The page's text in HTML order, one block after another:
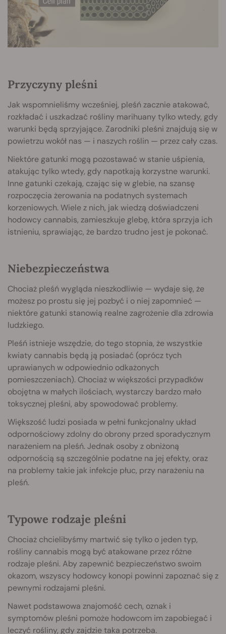
Przyczyny pleśni
Jak wspomnieliśmy wcześniej, pleśń zacznie atakować,
rozkładać i uszkadzać rośliny marihuany tylko wtedy, gdy
warunki będą sprzyjające. Zarodniki pleśni znajdują się w
powietrzu wokół nas — i naszych roślin — przez cały czas.
Niektóre gatunki mogą pozostawać w stanie uśpienia,
atakując tylko wtedy, gdy napotkają korzystne warunki.
Inne gatunki czekają, czając się w glebie, na szansę
rozpoczęcia żerowania na podatnych systemach
korzeniowych. Wiele z nich, jak wiedzą doświadczeni
hodowcy cannabis, zamieszkuje glebę, która sprzyja ich
istnieniu, sprawiając, że bardzo trudno jest je pokonać.
Niebezpieczeństwa
Chociaż pleśń wygląda nieszkodliwie — wydaje się, że
możesz po prostu się jej pozbyć i o niej zapomnieć —
niektóre gatunki stanowią realne zagrożenie dla zdrowia
ludzkiego.
Pleśń istnieje wszędzie, do tego stopnia, że wszystkie
kwiaty cannabis będą ją posiadać (oprócz tych
uprawianych w odpowiednio odkażonych
pomieszczeniach). Chociaż w większości przypadków
obojętna w małych ilościach, wystarczy bardzo mało
toksycznej pleśni, aby spowodować problemy.
Większość ludzi posiada w pełni funkcjonalny układ
odpornościowy zdolny do obrony przed sporadycznym
narażeniem na pleśń. Jednak osoby z obniżoną
odpornością są szczególnie podatne na jej efekty, oraz
na problemy takie jak infekcje płuc, przy narażeniu na
pleśń.
Typowe rodzaje pleśni
Chociaż chcielibyśmy martwić się tylko o jeden typ,
rośliny cannabis mogą być atakowane przez różne
rodzaje pleśni. Aby zapewnić bezpieczeństwo swoim
okazom, wszyscy hodowcy konopi powinni zapoznać się z
pewnymi rodzajami pleśni.
Nawet podstawowa znajomość cech, oznak i
symptomów pleśni pomoże hodowcom im zapobiegać i
leczyć rośliny, gdy zajdzie taka potrzeba.